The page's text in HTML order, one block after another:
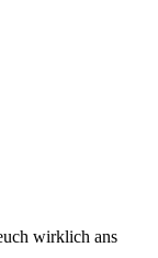
wirklich ans